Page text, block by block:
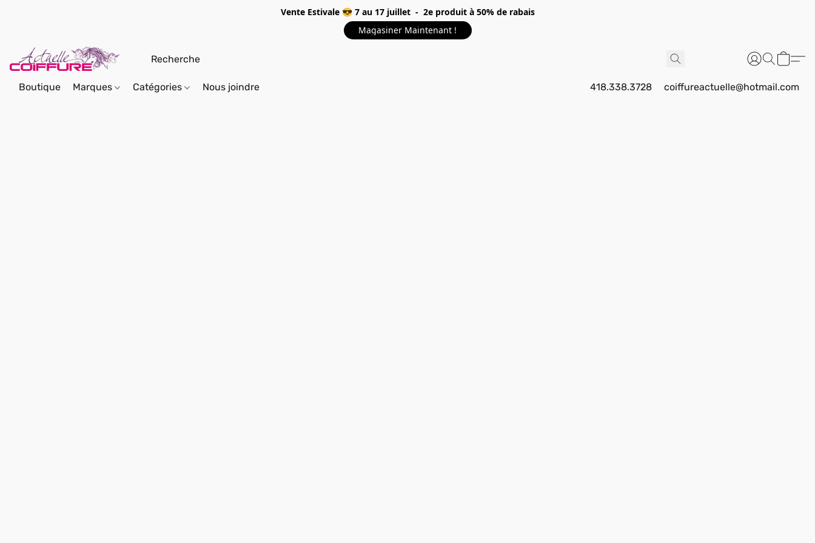
Vente Estivale 😎 7 au 17 juillet - 2e produit à 50% de rabais
Magasiner Maintenant !
Boutique Marques Catégories Nous joindre 418.338.3728 coiffureactuelle@hotmail.com